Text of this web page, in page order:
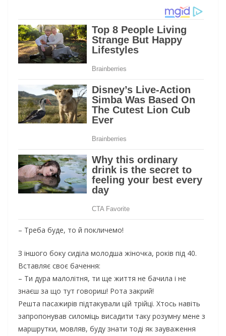
– Треба буде, то й покличемо!
З іншого боку сиділа молодша жіночка, років під 40.
Вставляє своє бачення:
– Ти дура малолітня, ти ще життя не бачила і не
знаєш за що тут говориш! Рота закрий!
Решта пасажирів підтакували цій трійці. Хтось навіть
запропонував силоміць висадити таку розумну мене з
маршрутки, мовляв, буду знати тоді як зауваження